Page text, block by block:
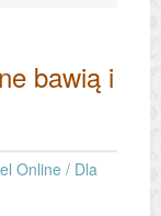
bawią i
Online / Dla